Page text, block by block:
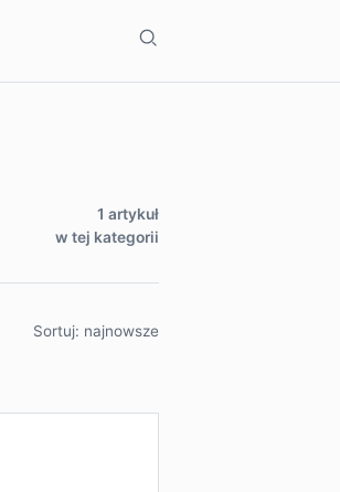
1 artykuł
w tej kategorii
Sortuj: najnowsze